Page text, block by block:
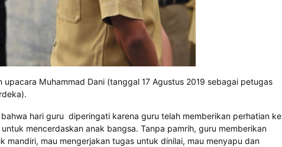
Muhammad Dani (tanggal 17 Agustus 2019 sebagai petugas
hari guru diperingati karena guru telah memberikan perhatian ke
mencerdaskan anak bangsa. Tanpa pamrih, guru memberikan
mandiri, mau mengerjakan tugas untuk dinilai, mau menyapu dan